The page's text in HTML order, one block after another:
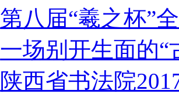
第八届“羲之杯”
一场别开生面的“
陕西省书法院